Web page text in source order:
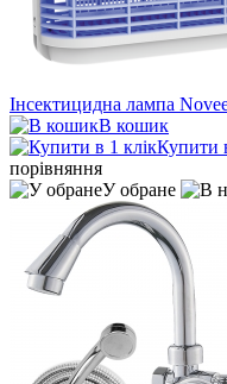
Інсектицидна лампа
В кошик
Купити
порівняння
У обране